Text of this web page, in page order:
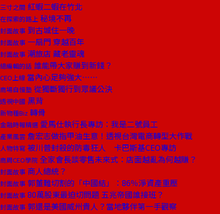
三寸之間 紅蝦二蝦在竹北
在探索的路上 秘境不再
封面故事 到古城住一晚
封面故事 一扇門 穿越百年
封面故事 潮旅店 藏老靈魂
總編輯的話 誰能帶大家賺到新錢？
CEO上線 當內心足夠強大⋯⋯
商場自慢塾 從獨斷獨行到眾議公決
透視中國 黑背
新物種Biz 轉骨
金融時報精選 愛馬仕執行長專訪：我是二號員工
產業風雲 詹宏志做指甲油生意！透視台灣電商轉型大作戰
人物特寫 被川普封殺的防毒狂人 卡巴斯基CEO專訪
商周CEO學院 全家會長談零售未來式：店面越亂為何越賺？
封面故事 商人總統？
封面故事 郭董難切割的「中國結」：86％淨資產重壓
封面故事 80萬股東最迫切問題 五兆帝國誰接班？
封面故事 郭還是美國威州貴人？當地夥伴第一手觀察